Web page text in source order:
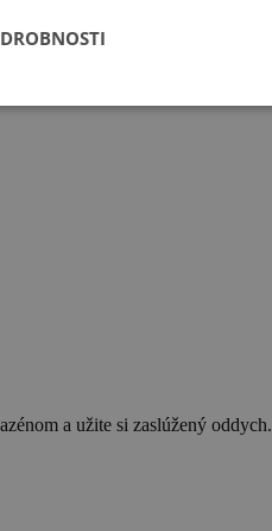
a užite si zaslúžený oddych.